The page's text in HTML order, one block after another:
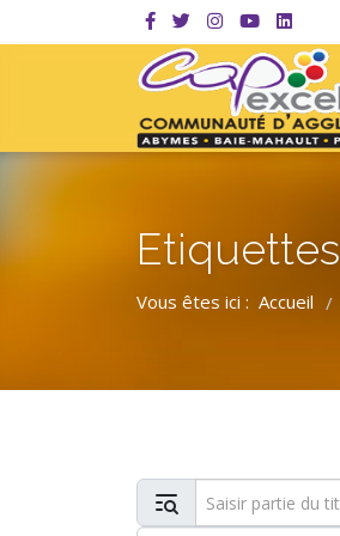
Etiquettes
Vous êtes ici : Accueil /
Saisir partie du titre